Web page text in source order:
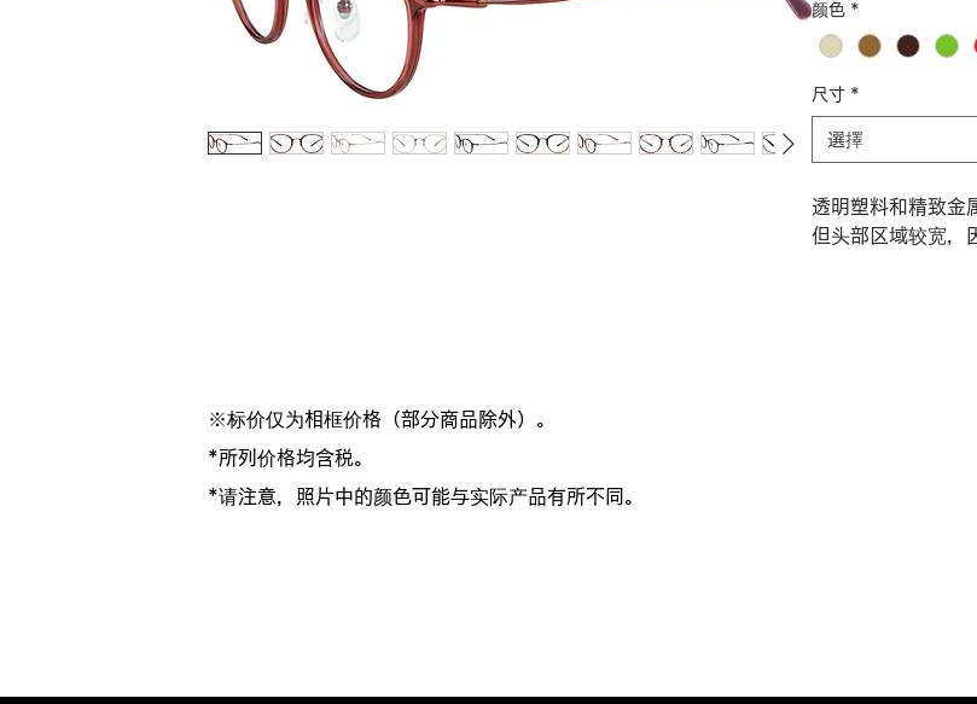
颜色 *
尺寸 *
選擇
透明塑料和精致金
但头部区域较宽，
※标价仅为相框价格（部分商品除外）。
*所列价格均含税。
*请注意，照片中的颜色可能与实际产品有所不同。